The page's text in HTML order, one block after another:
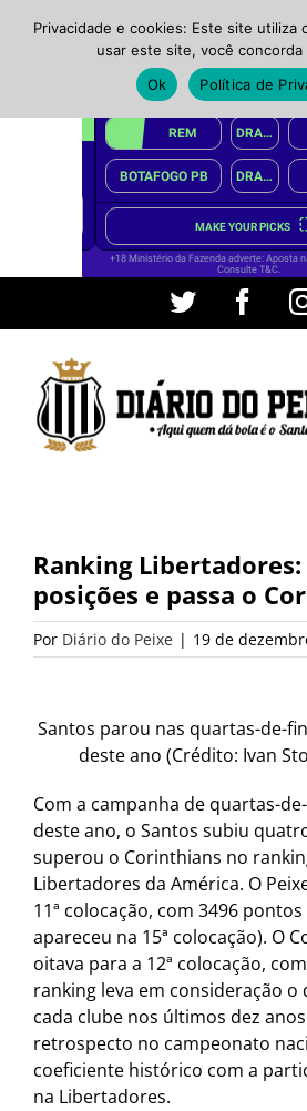
conteúdo
Twitter
Ranking Libertadores:
posições e passa o
Por Diário do Peixe | 19 de
Santos parou nas quartas-de-
deste ano (Crédito: Ivan
Com a campanha de quartas-
deste ano, o Santos subiu
superou o Corinthians no
Libertadores da América. O
11ª colocação, com 3496
apareceu na 15ª colocação). O
oitava para a 12ª colocação,
ranking leva em consideração o
cada clube nos últimos dez
retrospecto no campeonato
coeficiente histórico com a
na Libertadores.
Privacidade e cookies: Este site utiliza
usar este site, você concorda
Ok
Política de